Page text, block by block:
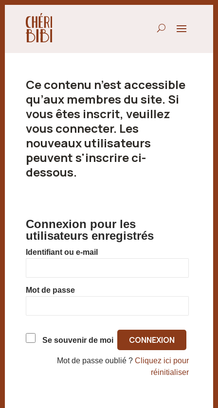
Ce contenu n’est accessible
qu’aux membres du site. Si
vous êtes inscrit, veuillez
vous connecter. Les
nouveaux utilisateurs
peuvent s'inscrire ci-
dessous.
Connexion pour les
utilisateurs enregistrés
Identifiant ou e-mail
Mot de passe
Se souvenir de moi
Mot de passe oublié ?Cliquez ici pour
réinitialiser